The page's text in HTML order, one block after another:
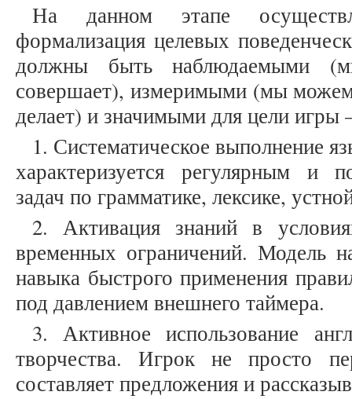
На данном этапе
формализация целевых
должны быть наблюдаемыми
совершает), измеримыми (мы можем
делает) и значимыми для цели игры
1. Систематическое выполнение
характеризуется регулярным и
задач по грамматике, лексике,
2. Активация знаний в
временных ограничений. Модель
навыка быстрого применения
под давлением внешнего таймера.
3. Активное использование
творчества. Игрок не просто
составляет предложения и